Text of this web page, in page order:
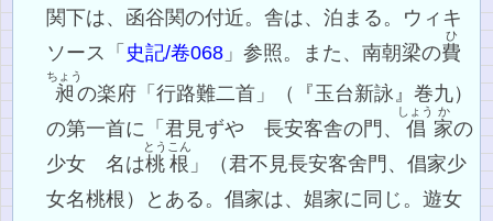
関下は、函谷関の付近。舎は、泊まる。ウィキ
ソース「 史記/卷068 」参照。また、南朝梁の費
ひ
昶
ちょう
の楽府「行路難二首」（『玉台新詠』巻九）
の第一首に「君見ずや 長安客舎の門、
倡
しょう
家
か
の
少女 名は桃根
とうこん
」（君不見長安客舍門、倡家少
女名桃根）とある。倡家は、娼家に同じ。遊女